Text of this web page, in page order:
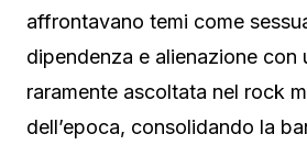
affrontavano temi come
dipendenza e alienazione con
raramente ascoltata nel rock
dell’epoca, consolidando la